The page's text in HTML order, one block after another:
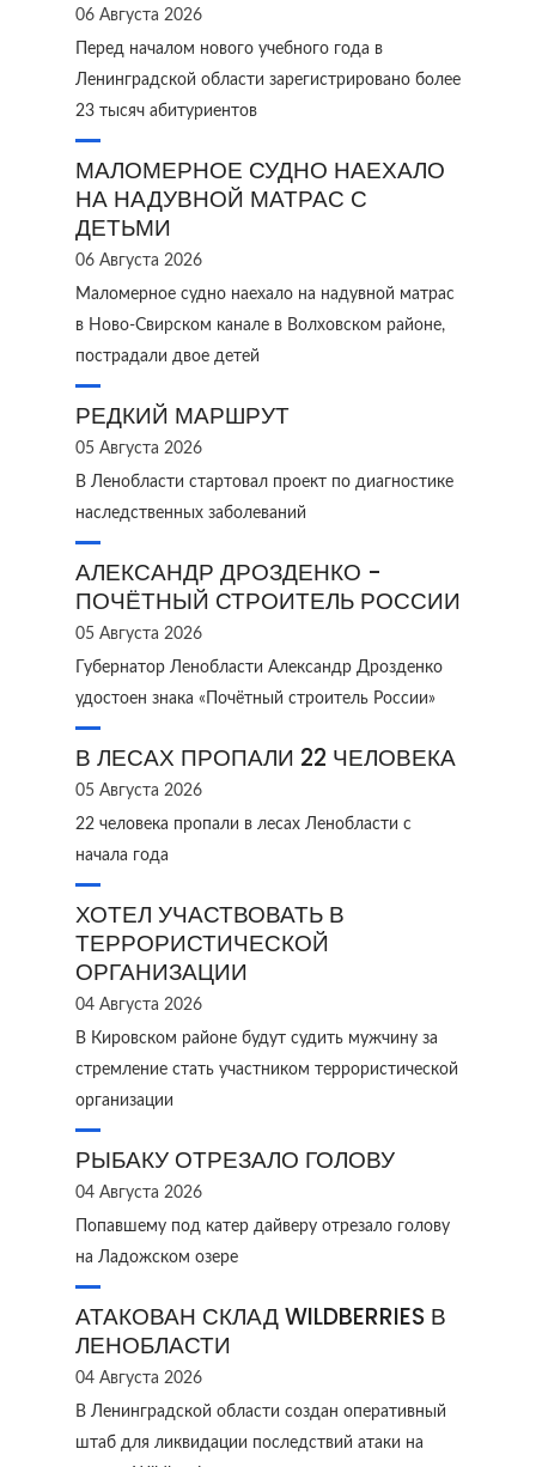
06 Августа 2026
Перед началом нового учебного года в
Ленинградской области зарегистрировано более
23 тысяч абитуриентов
МАЛОМЕРНОЕ СУДНО НАЕХАЛО
НА НАДУВНОЙ МАТРАС С
ДЕТЬМИ
06 Августа 2026
Маломерное судно наехало на надувной матрас
в Ново‑Свирском канале в Волховском районе,
пострадали двое детей
РЕДКИЙ МАРШРУТ
05 Августа 2026
В Ленобласти стартовал проект по диагностике
наследственных заболеваний
АЛЕКСАНДР ДРОЗДЕНКО -
ПОЧЁТНЫЙ СТРОИТЕЛЬ РОССИИ
05 Августа 2026
Губернатор Ленобласти Александр Дрозденко
удостоен знака «Почётный строитель России»
В ЛЕСАХ ПРОПАЛИ 22 ЧЕЛОВЕКА
05 Августа 2026
22 человека пропали в лесах Ленобласти с
начала года
ХОТЕЛ УЧАСТВОВАТЬ В
ТЕРРОРИСТИЧЕСКОЙ
ОРГАНИЗАЦИИ
04 Августа 2026
В Кировском районе будут судить мужчину за
стремление стать участником террористической
организации
РЫБАКУ ОТРЕЗАЛО ГОЛОВУ
04 Августа 2026
Попавшему под катер дайверу отрезало голову
на Ладожском озере
АТАКОВАН СКЛАД WILDBERRIES В
ЛЕНОБЛАСТИ
04 Августа 2026
В Ленинградской области создан оперативный
штаб для ликвидации последствий атаки на